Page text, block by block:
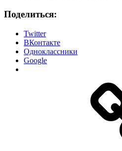
Поделиться:
Twitter
ВКонтакте
Одноклассники
Google